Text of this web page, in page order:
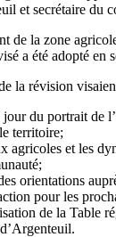
et secrétaire du
de la zone
a été adopté en
la révision
du portrait de
territoire;
agricoles et les
orientations
pour les
de la Table